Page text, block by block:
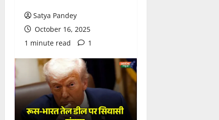
Satya Pandey
October 16, 2025
1 minute read
1